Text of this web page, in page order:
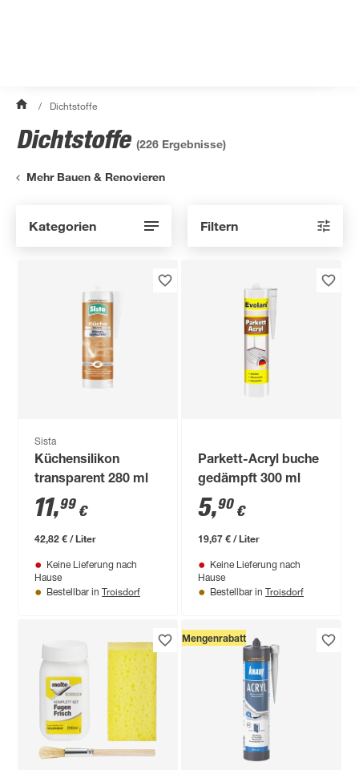
/ Dichtstoffe
Dichtstoffe (226 Ergebnisse)
Mehr Bauen & Renovieren
Kategorien Filtern
Sista
Küchensilikon
transparent 280 ml
11,99 €
42,82 € / Liter
Keine Lieferung nach
Hause
Bestellbar in Troisdorf
Parkett-Acryl buche
gedämpft 300 ml
5,90 €
19,67 € / Liter
Keine Lieferung nach
Hause
Bestellbar in Troisdorf
Mengenrabatt